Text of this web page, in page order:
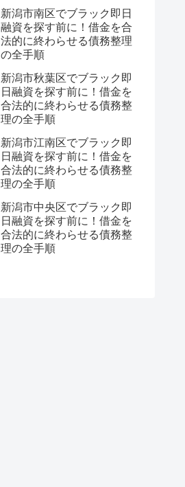
新潟市南区でブラック即日
融資を探す前に！借金を合
法的に終わらせる債務整理
の全手順
新潟市秋葉区でブラック即
日融資を探す前に！借金を
合法的に終わらせる債務整
理の全手順
新潟市江南区でブラック即
日融資を探す前に！借金を
合法的に終わらせる債務整
理の全手順
新潟市中央区でブラック即
日融資を探す前に！借金を
合法的に終わらせる債務整
理の全手順